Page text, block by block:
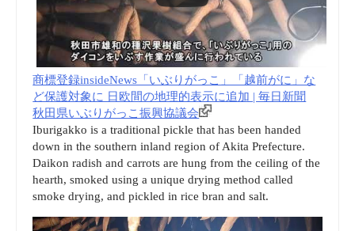
商標登録insideNews「いぶりがっこ」「越前がに」な
ど保護対象に 日欧間の地理的表示に追加 | 毎日新聞
秋田県いぶりがっこ振興協議会
Iburigakko is a traditional pickle that has been handed
down in the southern inland region of Akita Prefecture.
Daikon radish and carrots are hung from the ceiling of the
hearth, smoked using a unique drying method called
smoke drying, and pickled in rice bran and salt.